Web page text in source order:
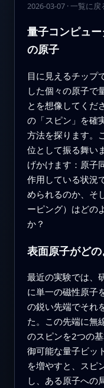
2026-03-07· 一覧に戻
量子コンピュ
の原子
目に見えるチップ
した個々の原子で
とを想像してくだ
の「スピン」を確
方法を探ります。
位として振る舞い
げかけます：原子
作用している状況
められるのか、そ
ーピング）はどの
か？
表面原子がど
最近の実験では、
に単一の磁性原子
の鋭い先端でそれ
た。この先端に無
のスピンを2つの
御可能な量子ビッ
を増やすと、スピ
し、ある原子への